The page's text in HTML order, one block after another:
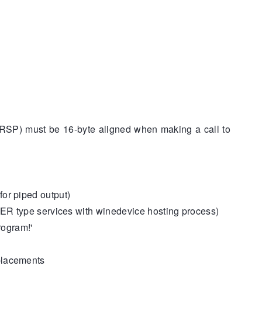
must be 16-byte aligned when making a call to
piped output)
type services with winedevice hosting process)